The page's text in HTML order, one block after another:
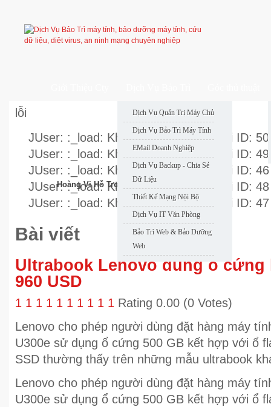
Dịch Vụ Quản Trị Máy Chủ
Dịch Vụ Bảo Trì Máy Tính
EMail Doanh Nghiệp
Dịch Vụ Backup - Chia Sẻ
Dữ Liệu
Thiết Kế Mạng Nội Bộ
Dịch Vụ IT Văn Phòng
Bảo Trì Web & Bảo Dưỡng
Web
lỗi
JUser: :_load: Không thể nạp user với ID: 50
JUser: :_load: Không thể nạp user với ID: 49
JUser: :_load: Không thể nạp user với ID: 46
JUser: :_load: Không thể nạp user với ID: 48
JUser: :_load: Không thể nạp user với ID: 47
Bài viết
Ultrabook Lenovo dùng ổ
960 USD
1 1 1 1 1 1 1 1 1 1 Rating 0.00 (0 Votes)
Lenovo cho phép người dùng đặt hàng máy
U300e sử dụng ổ cứng 500 GB kết hợp với ổ
SSD thường thấy trên những mẫu ultrabook
Lenovo cho phép người dùng đặt hàng máy
U300e sử dụng ổ cứng 500 GB kết hợp với ổ
Hoàng Vi Hỗ Trợ Nhanh